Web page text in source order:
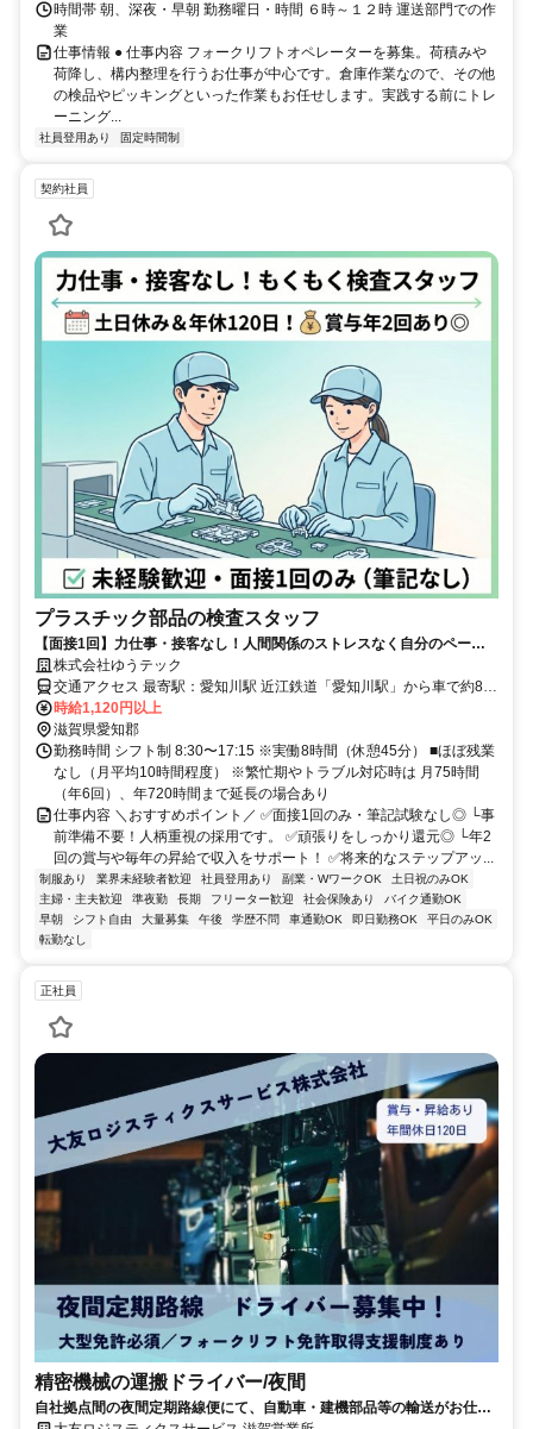
時間帯 朝、深夜・早朝 勤務曜日・時間 ６時～１２時 運送部門での作
業
仕事情報 ● 仕事内容 フォークリフトオペレーターを募集。荷積みや
荷降し、構内整理を行うお仕事が中心です。倉庫作業なので、その他
の検品やピッキングといった作業もお任せします。実践する前にトレ
ーニング...
社員登用あり 固定時間制
契約社員
プラスチック部品の検査スタッフ
【面接1回】力仕事・接客なし！人間関係のストレスなく自分のペース
で働けます。 土日休み・年休120日・昇給・賞与年2回。安心して長く
働ける好待遇◎
株式会社ゆうテック
交通アクセス 最寄駅：愛知川駅 近江鉄道「愛知川駅」から車で約8分
（徒歩30分） ■マイカー通勤OK ■無料駐車場あり
時給1,120円以上
滋賀県愛知郡
勤務時間 シフト制 8:30〜17:15 ※実働8時間（休憩45分） ■ほぼ残業
なし（月平均10時間程度） ※繁忙期やトラブル対応時は 月75時間
（年6回）、年720時間まで延長の場合あり
仕事内容 ＼おすすめポイント／ ✅面接1回のみ・筆記試験なし◎ └事
前準備不要！人柄重視の採用です。 ✅頑張りをしっかり還元◎ └年2
回の賞与や毎年の昇給で収入をサポート！ ✅将来的なステップアッ...
制服あり 業界未経験者歓迎 社員登用あり 副業・WワークOK
土日祝のみOK
主婦・主夫歓迎
準夜勤 長期 フリーター歓迎 社会保険あり
バイク通勤OK
早朝
シフト自由 大量募集 午後 学歴不問 車通勤OK 即日勤務OK
平日のみOK
転勤なし
正社員
精密機械の運搬ドライバー/夜間
自社拠点間の夜間定期路線便にて、自動車・建機部品等の輸送がお仕事